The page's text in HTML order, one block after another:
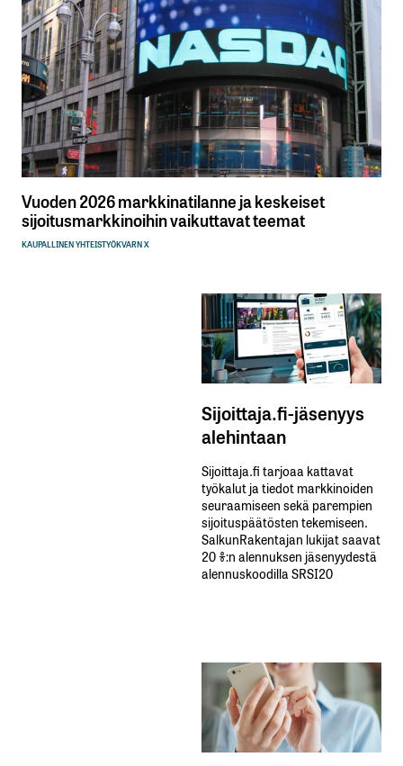
Vuoden 2026 markkinatilanne ja keskeiset
sijoitusmarkkinoihin vaikuttavat teemat
KAUPALLINEN YHTEISTYÖKVARN X
Sijoittaja.fi-jäsenyys
alehintaan
Sijoittaja.fi tarjoaa kattavat
työkalut ja tiedot markkinoiden
seuraamiseen sekä parempien
sijoituspäätösten tekemiseen.
SalkunRakentajan lukijat saavat
20 %:n alennuksen jäsenyydestä
alennuskoodilla SRSI20